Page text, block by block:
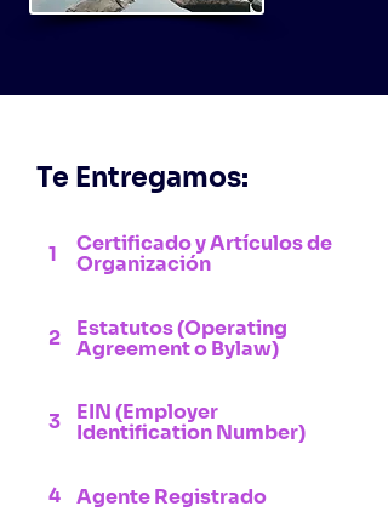
Te Entregamos:
1
Certificado y Artículos de
Organización
2
Estatutos (Operating
Agreement o Bylaw)
3
EIN (Employer
Identification Number)
4 Agente Registrado